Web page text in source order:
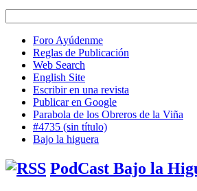
Foro Ayúdenme
Reglas de Publicación
Web Search
English Site
Escribir en una revista
Publicar en Google
Parabola de los Obreros de la Viña
#4735 (sin título)
Bajo la higuera
PodCast Bajo la